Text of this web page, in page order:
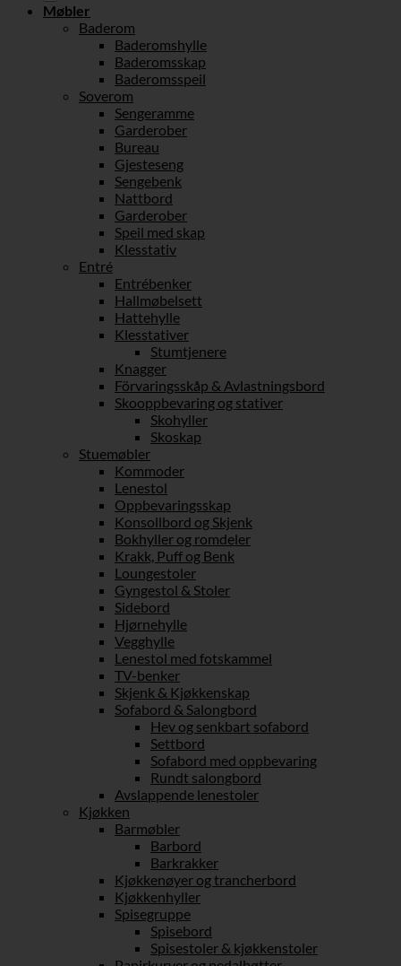
Møbler
Baderom
Baderomshylle
Baderomsskap
Baderomsspeil
Soverom
Sengeramme
Garderober
Bureau
Gjesteseng
Sengebenk
Nattbord
Garderober
Speil med skap
Klesstativ
Entré
Entrébenker
Hallmøbelsett
Hattehylle
Klesstativer
Stumtjenere
Knagger
Förvaringsskåp & Avlastningsbord
Skooppbevaring og stativer
Skohyller
Skoskap
Stuemøbler
Kommoder
Lenestol
Oppbevaringsskap
Konsollbord og Skjenk
Bokhyller og romdeler
Krakk, Puff og Benk
Loungestoler
Gyngestol & Stoler
Sidebord
Hjørnehylle
Vegghylle
Lenestol med fotskammel
TV-benker
Skjenk & Kjøkkenskap
Sofabord & Salongbord
Hev og senkbart sofabord
Settbord
Sofabord med oppbevaring
Rundt salongbord
Avslappende lenestoler
Kjøkken
Barmøbler
Barbord
Barkrakker
Kjøkkenøyer og trancherbord
Kjøkkenhyller
Spisegruppe
Spisebord
Spisestoler & kjøkkenstoler